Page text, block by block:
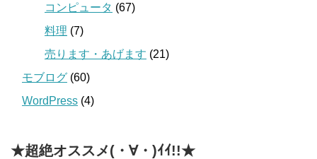
コンピュータ (67)
料理 (7)
売ります・あげます (21)
モブログ (60)
WordPress (4)
★超絶オススメ(・∀・)ｲｲ!!★